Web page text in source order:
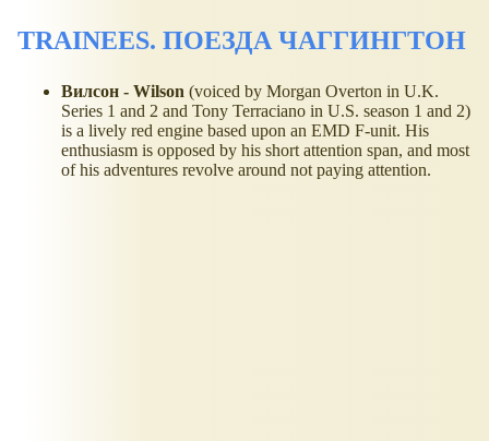
TRAINEES. ПОЕЗДА ЧАГГИНГТОН
Вилсон - Wilson (voiced by Morgan Overton in U.K.
Series 1 and 2 and Tony Terraciano in U.S. season 1 and 2)
is a lively red engine based upon an EMD F-unit. His
enthusiasm is opposed by his short attention span, and most
of his adventures revolve around not paying attention.